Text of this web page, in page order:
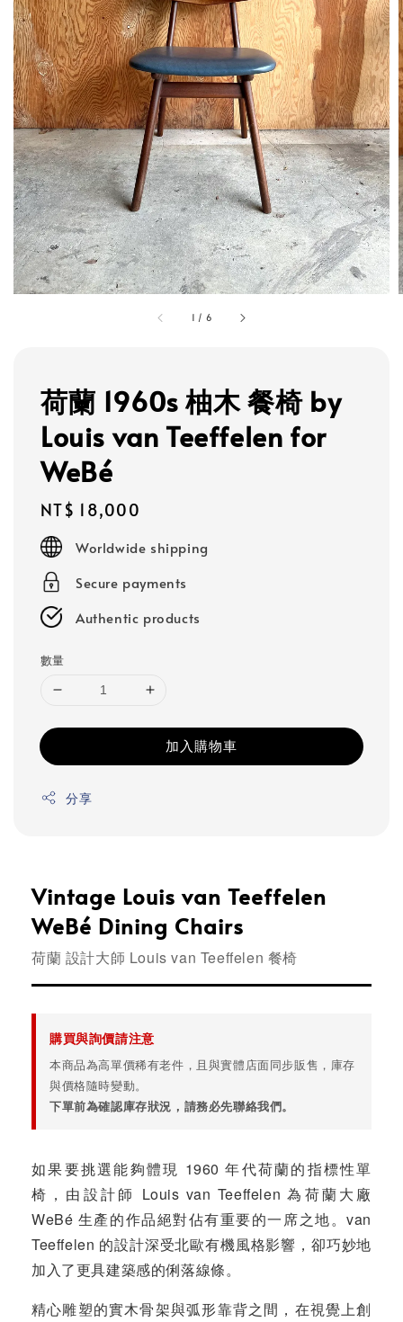
1 / 6
荷蘭 1960s 柚木 餐椅 by
Louis van Teeffelen for
WeBé
Regular
price
NT$ 18,000
Worldwide shipping
Secure payments
Authentic products
數量
加入購物車
分享
Vintage Louis van Teeffelen
WeBé Dining Chairs
荷蘭 設計大師 Louis van Teeffelen 餐椅
購買與詢價請注意
本商品為高單價稀有老件，且與實體店面同步販售，庫存
與價格隨時變動。
下單前為確認庫存狀況，請務必先聯絡我們。
如果要挑選能夠體現 1960 年代荷蘭的指標性單
椅，由設計師 Louis van Teeffelen 為荷蘭大廠
WeBé 生產的作品絕對佔有重要的一席之地。van
Teeffelen 的設計深受北歐有機風格影響，卻巧妙地
加入了更具建築感的俐落線條。
精心雕塑的實木骨架與弧形靠背之間，在視覺上創